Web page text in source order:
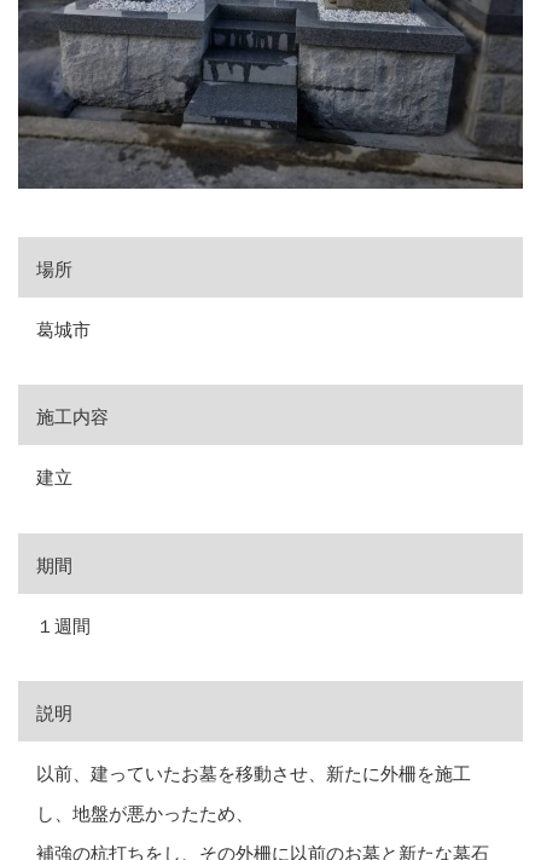
場所
葛城市
施工内容
建立
期間
１週間
説明
以前、建っていたお墓を移動させ、新たに外柵を施工
し、地盤が悪かったため、
補強の杭打ちをし、その外柵に以前のお墓と新たな墓石